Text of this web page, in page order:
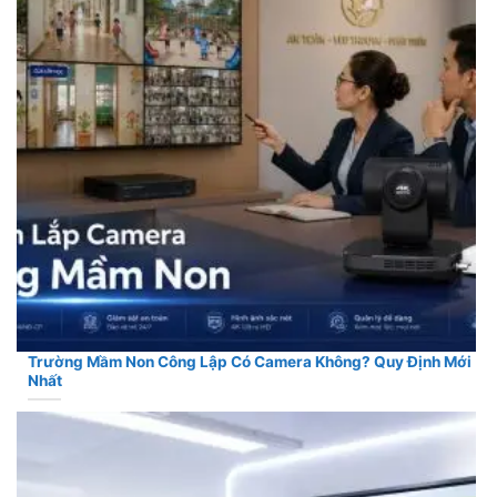
Trường Mầm Non Công Lập Có Camera Không? Quy Định Mới
Nhất